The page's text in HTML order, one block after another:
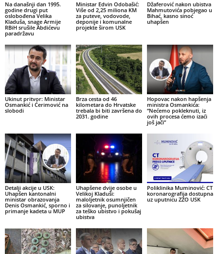
Na današnji dan 1995.
godine drugi put
oslobođena Velika
Kladuša, snage Armije
RBiH srušile Abdićevu
paradržavu
Ministar Edvin Odobašić:
Više od 2,25 miliona KM
za puteve, vodovode,
deponije i komunalne
projekte širom USK
Džaferović nakon ubistva
Mahmutovića pobjegao u
Bihać, kasno sinoć
uhapšen
Ukinut pritvor: Ministar
Osmankić i Ćerimović na
slobodi
Brza cesta od 46
kilometara do Hrvatske
trebala bi biti završena do
2031. godine
Hopovac nakon hapšenja
ministra Osmankića:
“Nećemo pokleknuti, iz
ovih procesa ćemo izaći
još jači”
Detalji akcije u USK:
Uhapšen kantonalni
ministar obrazovanja
Denis Osmankić, sporno i
primanje kadeta u MUP
Uhapšene dvije osobe u
Velikoj Kladuši:
maloljetnik osumnjičen
za silovanje, punoljetnik
za teško ubistvo i pokušaj
ubistva
Poliklinika Muminović: CT
koronarografija dostupna
uz uputnicu ZZO USK